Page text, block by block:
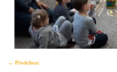
← Předchozí